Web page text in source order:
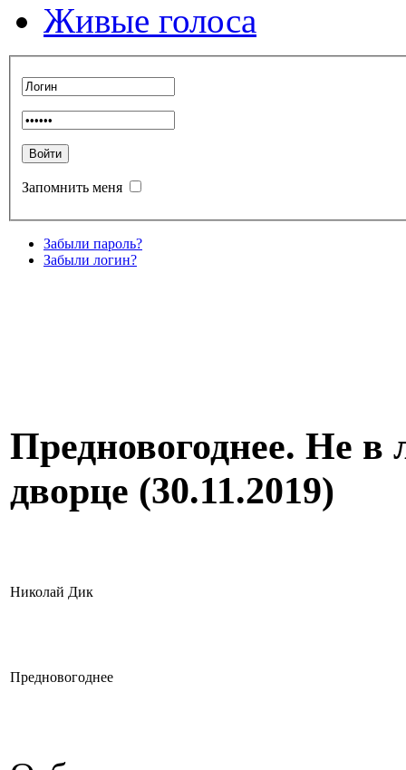
Живые голоса
Запомнить меня
Забыли пароль?
Забыли логин?
Предновогоднее. Не в
дворце (30.11.2019)
Николай Дик
Предновогоднее